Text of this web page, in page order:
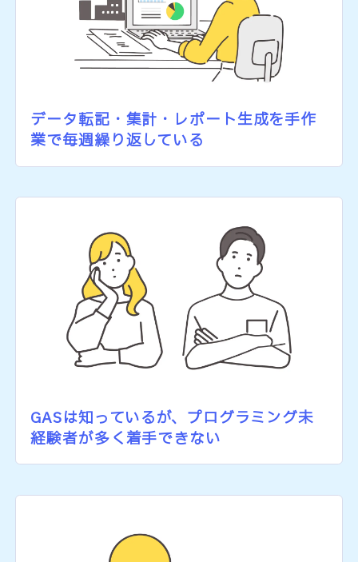
データ転記・集計・レポート生成を手作
業で毎週繰り返している
GASは知っているが、プログラミング未
経験者が多く着手できない